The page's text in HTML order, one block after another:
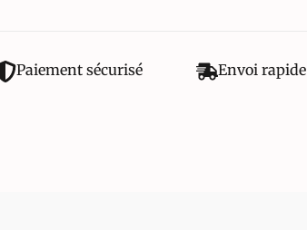
Paiement sécurisé Envoi rapide